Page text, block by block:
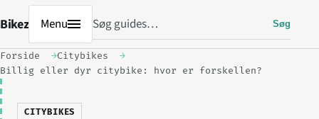
Bikez Søg Søg
Menu
Forside
Citybikes
Billig eller dyr citybike: hvor er forskellen?
CITYBIKES